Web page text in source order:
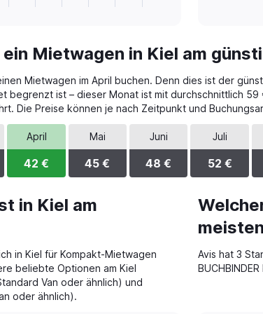
Mietwagen in Kiel am
Mietwagen im April buchen. Denn dies ist der
begrenzt ist – dieser Monat ist mit durchschnittlich
Die Preise können je nach Zeitpunkt und
April
42 €
Mai
45 €
Juni
48 €
Juli
52 €
in Kiel am
in Kiel für Kompakt-Mietwagen
beliebte Optionen am Kiel
Van oder ähnlich) und
oder ähnlich).
Avis hat 3